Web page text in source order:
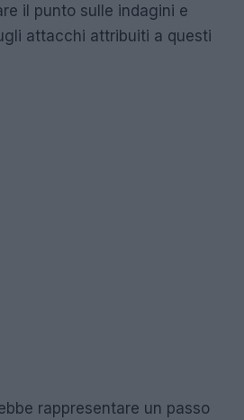
il punto sulle indagini e
attacchi attribuiti a questi
rappresentare un passo